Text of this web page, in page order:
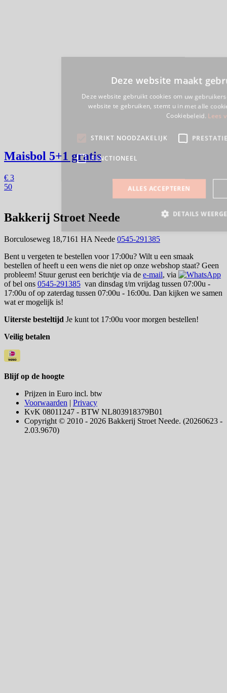
Maisbol 5+1 gratis
€ 3
50
Bakkerij Stroet Neede
Borculoseweg 18,7161 HA Neede 0545-291385
Bent u vergeten te bestellen voor 17:00u? Wilt u een smaak
bestellen of heeft u een wens die niet op onze webshop staat? Geen
probleem! Stuur gerust een berichtje via de e-mail, via
of bel ons 0545-291385 van dinsdag t/m vrijdag tussen 07:00u -
17:00u of op zaterdag tussen 07:00u - 16:00u. Dan kijken we samen
wat er mogelijk is!
Uiterste besteltijd Je kunt tot 17:00u voor morgen bestellen!
Veilig betalen
Blijf op de hoogte
Prijzen in Euro incl. btw
Voorwaarden | Privacy
KvK 08011247 - BTW NL803918379B01
Copyright © 2010 - 2026 Bakkerij Stroet Neede. (20260623 -
2.03.9670)